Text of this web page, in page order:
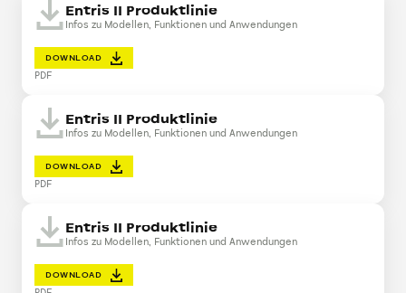
Entris II Produktlinie
Infos zu Modellen, Funktionen und Anwendungen
DOWNLOAD
PDF
Entris II Produktlinie
Infos zu Modellen, Funktionen und Anwendungen
DOWNLOAD
PDF
Entris II Produktlinie
Infos zu Modellen, Funktionen und Anwendungen
DOWNLOAD